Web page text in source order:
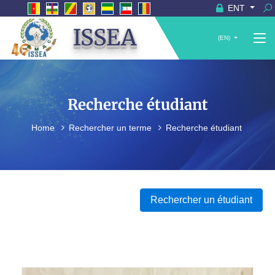
ENT
ISSEA (EN)
Recherche étudiant
Home Rechercher un terme Recherche étudiant
Rechercher un étudiant